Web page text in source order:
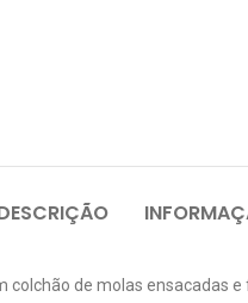
colchão de molas ensacadas